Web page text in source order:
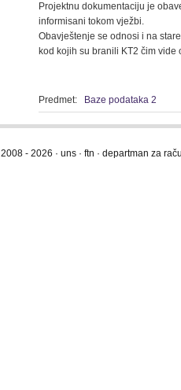
Projektnu dokumentaciju je
informisani tokom vježbi.
Obavještenje se odnosi i na
kod kojih su branili KT2 čim
Predmet: Baze podataka 2
2008 - 2026 · uns · ftn · departman za